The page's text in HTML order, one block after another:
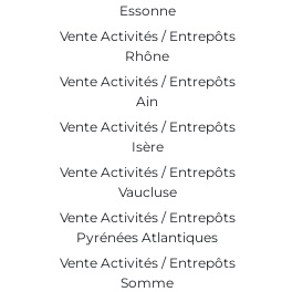
Essonne
Vente Activités / Entrepôts
Rhône
Vente Activités / Entrepôts
Ain
Vente Activités / Entrepôts
Isère
Vente Activités / Entrepôts
Vaucluse
Vente Activités / Entrepôts
Pyrénées Atlantiques
Vente Activités / Entrepôts
Somme